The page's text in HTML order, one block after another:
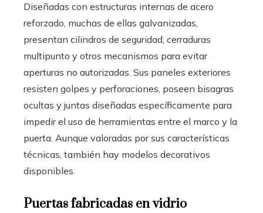
Diseñadas con estructuras internas de acero
reforzado, muchas de ellas galvanizadas,
presentan cilindros de seguridad, cerraduras
multipunto y otros mecanismos para evitar
aperturas no autorizadas. Sus paneles exteriores
resisten golpes y perforaciones, poseen bisagras
ocultas y juntas diseñadas específicamente para
impedir el uso de herramientas entre el marco y la
puerta. Aunque valoradas por sus características
técnicas, también hay modelos decorativos
disponibles.
Puertas fabricadas en vidrio